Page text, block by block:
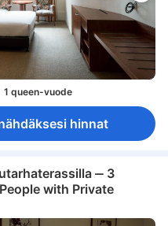
1 queen-vuode
hinnat
‒ 3
with Private